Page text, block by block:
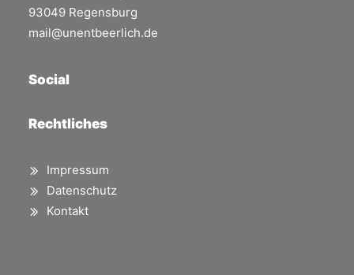
93049 Regensburg
mail@unentbeerlich.de
Social
Rechtliches
Impressum
Datenschutz
Kontakt